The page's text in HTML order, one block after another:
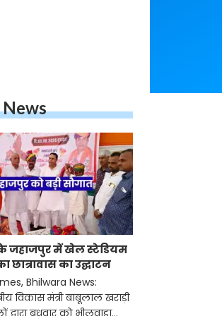
जहाजपुर में खेल स्टेडियम
छात्रावास का उद्घाटन
Bhilwara News:
विकास मंत्री बाबूलाल खराड़ी